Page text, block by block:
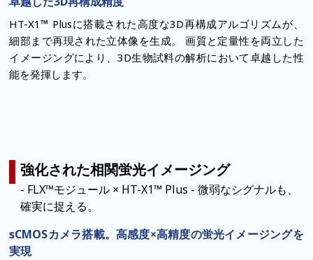
HT-X1™ Plusに搭載された高度な3D再構成アルゴリズムが、
細部まで再現された立体像を生成。
画質と定量性を両立した
イメージングにより、3D生物試料の解析において卓越した性
能を発揮します。
強化された相関蛍光イメージング
- FLX™モジュール × HT-X1™ Plus - 微弱なシグナルも、
確実に捉える。
sCMOSカメラ搭載。高感度×高精度の蛍光イメージングを
実現